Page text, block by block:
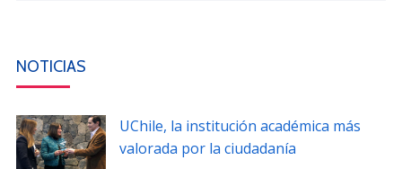
NOTICIAS
UChile, la institución académica más
valorada por la ciudadanía